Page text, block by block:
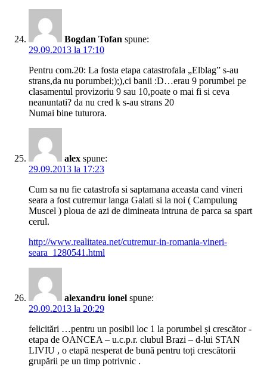
Bogdan Tofan spune:
29.09.2013 la 17:10
Pentru com.20: La fosta etapa catastrofala „Elblag” s-au
strans,da nu porumbei;);),ci banii :D…erau 9 porumbei pe
clasamentul provizoriu 9 sau 10,poate o mai fi si ceva
neanuntati? da nu cred k s-au strans 20
Numai bine tuturora.
alex spune:
29.09.2013 la 17:23
Cum sa nu fie catastrofa si saptamana aceasta cand vineri
seara a fost cutremur langa Galati si la noi ( Campulung
Muscel ) ploua de azi de dimineata intruna de parca sa spart
cerul.
http://www.realitatea.net/cutremur-in-romania-vineri-
seara_1280541.html
alexandru ionel spune:
29.09.2013 la 20:29
felicitări …pentru un posibil loc 1 la porumbel și crescător -
etapa de OANCEA – u.c.p.r. clubul Brazi – d-lui STAN
LIVIU , o etapă nesperat de bună pentru toți crescătorii
grupării pe un timp potrivnic .